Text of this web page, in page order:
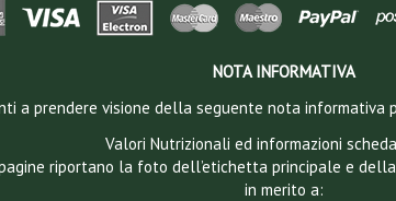
NOTA INFORMATIVA
a prendere visione della seguente nota
Valori Nutrizionali ed informazioni
riportano la foto dell’etichetta principale e
in merito a: